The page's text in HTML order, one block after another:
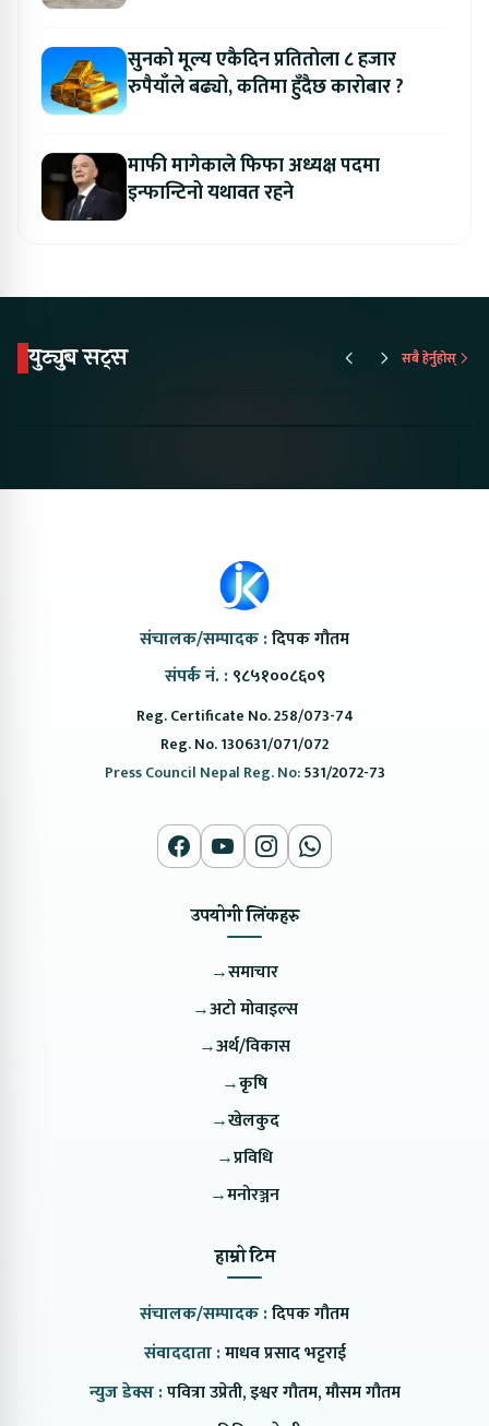
सुनको मूल्य एकैदिन प्रतितोला ८ हजार
रुपैयाँले बढ्यो, कतिमा हुँदैछ कारोबार ?
माफी मागेकाले फिफा अध्यक्ष पदमा
इन्फान्टिनो यथावत रहने
युट्युब सट्स सबै हेर्नुहोस्
संचालक/सम्पादक :दिपक गौतम
संपर्क नं. : ९८५१००८६०९
Reg. Certificate No. 258/073-74
Reg. No. 130631/071/072
Press Council Nepal Reg. No:531/2072-73
उपयोगी लिंकहरु
→समाचार
→अटो मोवाइल्स
→अर्थ/विकास
→कृषि
→खेलकुद
→प्रविधि
→मनोरञ्जन
हाम्रो टिम
संचालक/सम्पादक :दिपक गौतम
संवाददाता :माधव प्रसाद भट्टराई
न्युज डेक्स :पवित्रा उप्रेती, इश्वर गौतम, मौसम गौतम